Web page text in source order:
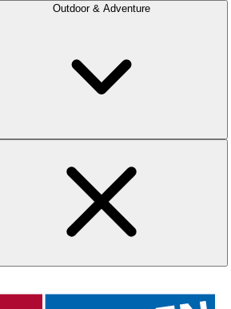
Outdoor & Adventure